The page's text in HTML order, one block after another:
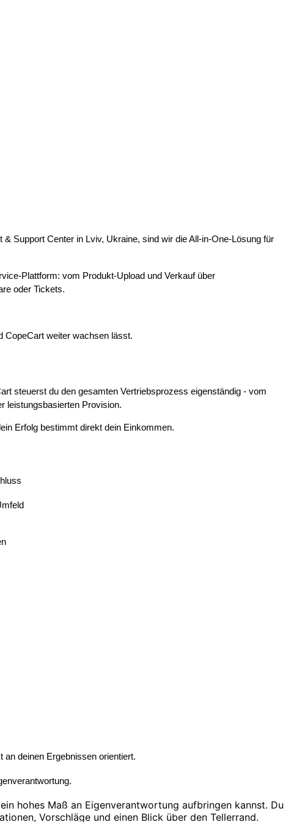
Support Center in Lviv, Ukraine, sind wir die All-in-One-Lösung für
Plattform: vom Produkt-Upload und Verkauf über
oder Tickets.
CopeCart weiter wachsen lässt.
steuerst du den gesamten Vertriebsprozess eigenständig - vom
leistungsbasierten Provision.
Erfolg bestimmt direkt dein Einkommen.
an deinen Ergebnissen orientiert.
hohes Maß an Eigenverantwortung aufbringen kannst. Du
Vorschläge und einen Blick über den Tellerrand.